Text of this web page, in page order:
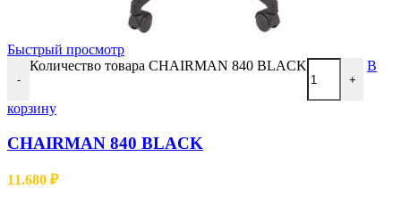
Быстрый просмотр
-
Количество товара CHAIRMAN 840 BLACK
+
В
корзину
CHAIRMAN 840 BLACK
11.680 ₽